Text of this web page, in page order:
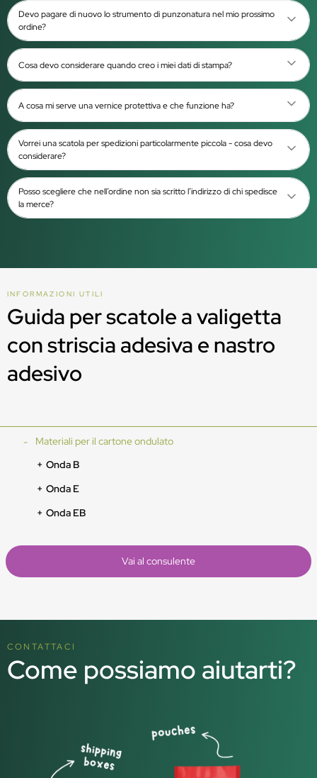
Devo pagare di nuovo lo strumento di punzonatura nel mio prossimo
ordine?
Cosa devo considerare quando creo i miei dati di stampa?
A cosa mi serve una vernice protettiva e che funzione ha?
Vorrei una scatola per spedizioni particolarmente piccola - cosa devo
considerare?
Posso scegliere che nell’ordine non sia scritto l’indirizzo di chi spedisce
la merce?
INFORMAZIONI UTILI
Guida per scatole a valigetta
con striscia adesiva e nastro
adesivo
Materiali per il cartone ondulato
Onda B
Onda E
Onda EB
Vai al consulente
CONTATTACI
Come possiamo aiutarti?